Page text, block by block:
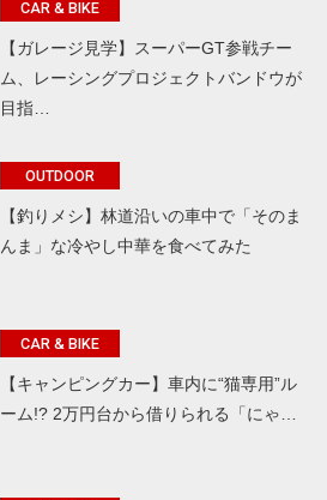
CAR & BIKE
【ガレージ見学】スーパーGT参戦チー
ム、レーシングプロジェクトバンドウが
目指…
OUTDOOR
【釣りメシ】林道沿いの車中で「そのま
んま」な冷やし中華を食べてみた
CAR & BIKE
【キャンピングカー】車内に“猫専用”ル
ーム!? 2万円台から借りられる「にゃ…